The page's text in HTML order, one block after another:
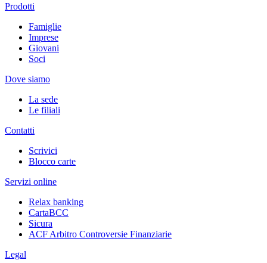
Prodotti
Famiglie
Imprese
Giovani
Soci
Dove siamo
La sede
Le filiali
Contatti
Scrivici
Blocco carte
Servizi online
Relax banking
CartaBCC
Sicura
ACF Arbitro Controversie Finanziarie
Legal